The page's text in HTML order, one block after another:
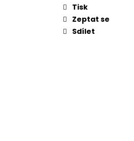
Tisk
Zeptat se
Sdílet